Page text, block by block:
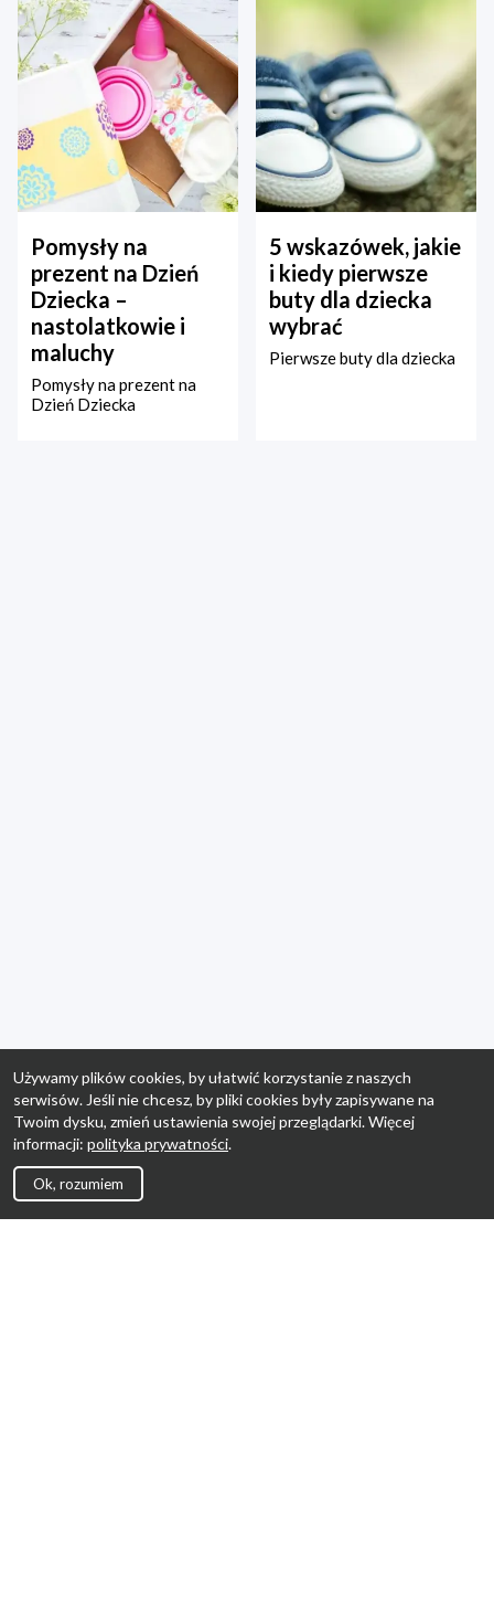
Pomysły na
prezent na Dzień
Dziecka –
nastolatkowie i
maluchy
Pomysły na prezent na
Dzień Dziecka
5 wskazówek, jakie
i kiedy pierwsze
buty dla dziecka
wybrać
Pierwsze buty dla dziecka
Używamy plików cookies, by ułatwić korzystanie z naszych
serwisów. Jeśli nie chcesz, by pliki cookies były zapisywane na
Twoim dysku, zmień ustawienia swojej przeglądarki. Więcej
informacji: polityka prywatności.
Ok, rozumiem